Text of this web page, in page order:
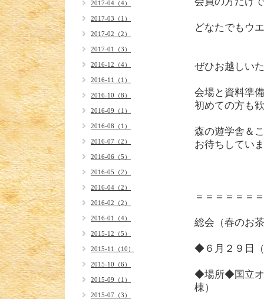
どなたでもウ
ぜひお越しい
会場と資料準
初めての方も
森の遊学舎＆
お待ちしてい
＝＝＝＝＝＝
総会（春のお
◆６月２９日
◆場所◆国立オ
棟）
2017-04（4）
2017-03（1）
2017-02（2）
2017-01（3）
2016-12（4）
2016-11（1）
2016-10（8）
2016-09（1）
2016-08（1）
2016-07（2）
2016-06（5）
2016-05（2）
2016-04（2）
2016-02（2）
2016-01（4）
2015-12（5）
2015-11（10）
2015-10（6）
2015-09（1）
2015-07（3）